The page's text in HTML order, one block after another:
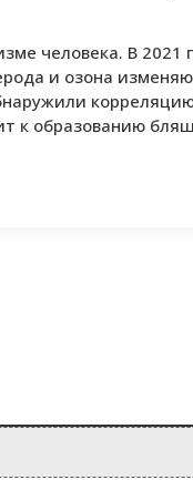
человека. В 2021
и озона
к образованию